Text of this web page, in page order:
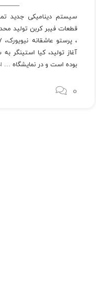
سیستم دینامیکی جدید
آغاز تولید، کیا استینگر
بوده است و در نمایشگاه …
0